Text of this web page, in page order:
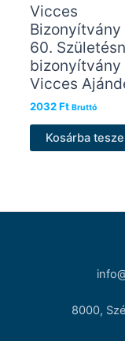
Vicces
Bizonyítvány
60.
bizonyítvány
Vicces
2032Ft Bruttó
Kosárba
8000,